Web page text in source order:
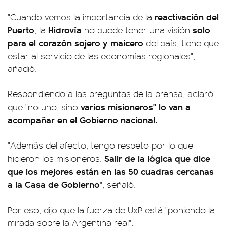
"Cuando vemos la importancia de la reactivación del
Puerto, la Hidrovía no puede tener una visión solo
para el corazón sojero y maicero del país, tiene que
estar al servicio de las economías regionales",
añadió.
Respondiendo a las preguntas de la prensa, aclaró
que "no uno, sino varios misioneros" lo van a
acompañar en el Gobierno nacional.
"Además del afecto, tengo respeto por lo que
hicieron los misioneros. Salir de la lógica que dice
que los mejores están en las 50 cuadras cercanas
a la Casa de Gobierno", señaló.
Por eso, dijo que la fuerza de UxP está "poniendo la
mirada sobre la Argentina real".